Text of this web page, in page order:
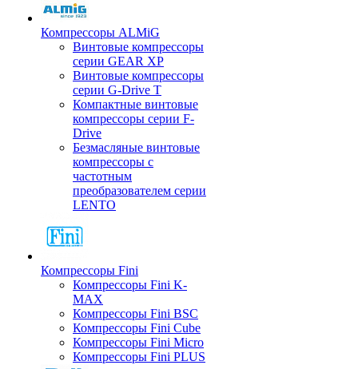
Компрессоры ALMiG
Винтовые компрессоры
серии GEAR XP
Винтовые компрессоры
серии G-Drive T
Компактные винтовые
компрессоры серии F-
Drive
Безмасляные винтовые
компрессоры с
частотным
преобразователем серии
LENTO
Компрессоры Fini
Компрессоры Fini K-
MAX
Компрессоры Fini BSC
Компрессоры Fini Cube
Компрессоры Fini Micro
Компрессоры Fini PLUS